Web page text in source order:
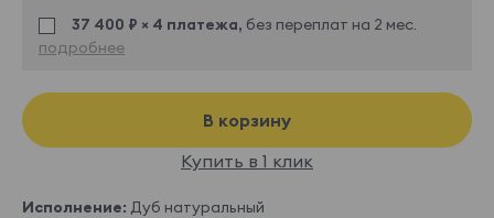
37 400 ₽ × 4 платежа, без переплат на 2 мес.
подробнее
В корзину
Купить в 1 клик
Исполнение: Дуб натуральный